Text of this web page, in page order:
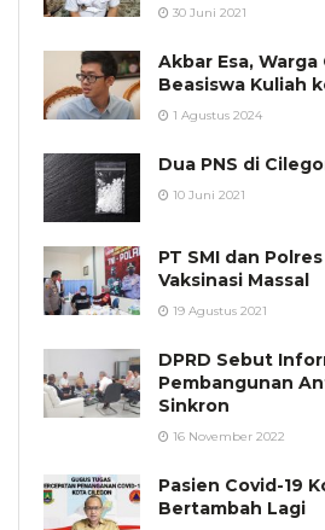
30 Juni 2021
Akbar Esa,
Beasiswa Kuliah
1 Agustus 2024
Dua PNS di
10 Juni 2021
PT SMI dan
Vaksinasi Massal
19 Agustus 2021
DPRD Sebut
Pembangunan
Sinkron
16 November 2022
Pasien Covid-19
Bertambah Lagi